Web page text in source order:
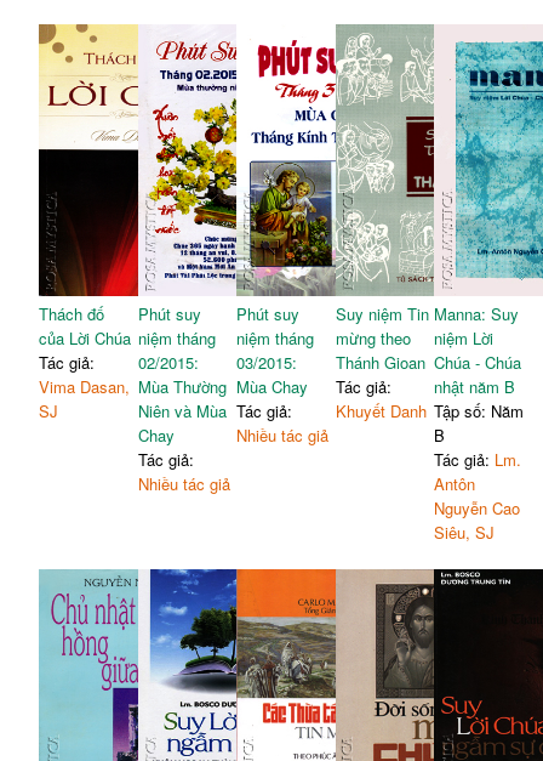
Thách đố
của Lời Chúa
Tác giả:
Vima Dasan,
SJ
Phút suy
niệm tháng
02/2015:
Mùa Thường
Niên và Mùa
Chay
Tác giả:
Nhiều tác giả
Phút suy
niệm tháng
03/2015:
Mùa Chay
Tác giả:
Nhiều tác giả
Suy niệm Tin
mừng theo
Thánh Gioan
Tác giả:
Khuyết Danh
Manna: Suy
niệm Lời
Chúa - Chúa
nhật năm B
Tập số: Năm
B
Tác giả: Lm.
Antôn
Nguyễn Cao
Siêu, SJ